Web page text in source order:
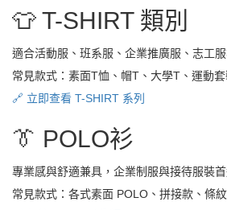
👕 T-SHIRT 類別
適合活動服、班系服、企業推廣服、志工服
常見款式：素面T恤、帽T、大學T、運動
🔗 立即查看 T-SHIRT 系列
👔 POLO衫
專業感與舒適兼具，企業制服與接待服裝首
常見款式：各式素面 POLO、拼接款、條